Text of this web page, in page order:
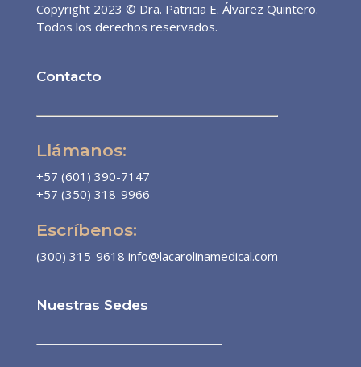
Copyright 2023 © Dra. Patricia E. Álvarez Quintero.
Todos los derechos reservados.
Contacto
Llámanos:
+57 (601) 390-7147
+57 (350) 318-9966
Escríbenos:
(300) 315-9618 info@lacarolinamedical.com
Nuestras Sedes
Dra. Patricia Álvarez